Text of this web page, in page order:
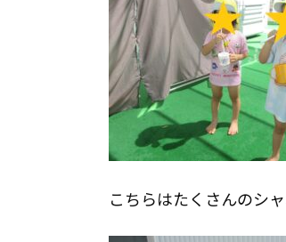
こちらはたくさんのシ